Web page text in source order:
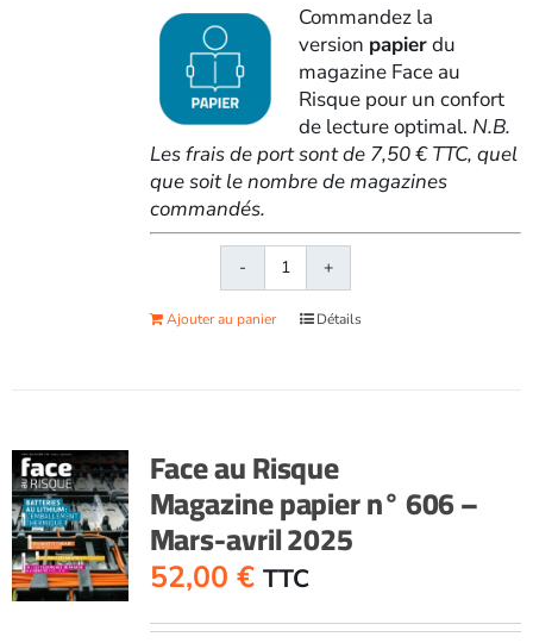
Commandez la
version papierdu
magazine Face au
Risque pour un confort
de lecture optimal. N.B.
Les frais de port sont de 7,50 € TTC, quel
que soit le nombre de magazines
commandés.
quantité
de
Face
601
-
Mai-
juin
2024
Ajouter au panier Détails
Face au Risque
Magazine papier n° 606 –
Mars-avril 2025
52,00 € TTC